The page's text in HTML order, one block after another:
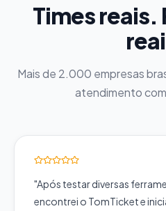
Times reais.
Mais de 2.000 empresas
atendimento
"Após testar diversas
encontrei o TomTicket e